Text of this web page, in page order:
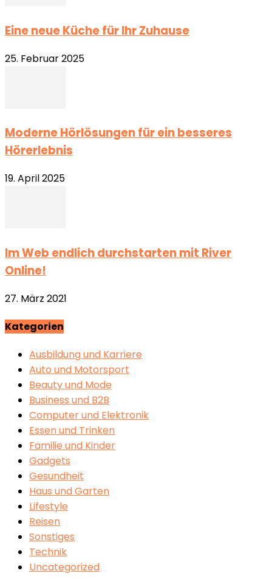
Eine neue Küche für Ihr Zuhause
25. Februar 2025
Moderne Hörlösungen für ein besseres
Hörerlebnis
19. April 2025
Im Web endlich durchstarten mit River
Online!
27. März 2021
Kategorien
Ausbildung und Karriere
Auto und Motorsport
Beauty und Mode
Business und B2B
Computer und Elektronik
Essen und Trinken
Familie und Kinder
Gadgets
Gesundheit
Haus und Garten
Lifestyle
Reisen
Sonstiges
Technik
Uncategorized